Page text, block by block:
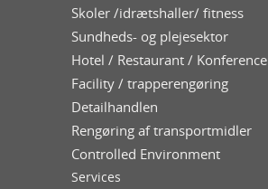
Skoler /idrætshaller/ fitness
Sundheds- og plejesektor
Hotel / Restaurant / Konference
Facility / trapperengøring
Detailhandlen
Rengøring af transportmidler
Controlled Environment
Services